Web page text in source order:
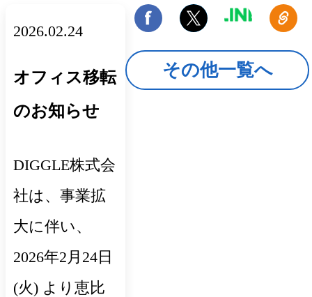
2026.02.24
オフィス移転
のお知らせ
DIGGLE株式会
社は、事業拡
大に伴い、
2026年2月24日
(火) より恵比
その他一覧へ